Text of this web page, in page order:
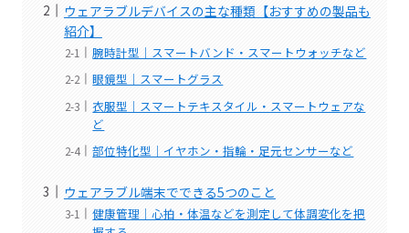
ウェアラブルデバイスの主な種類【おすすめの製品も
紹介】
腕時計型｜スマートバンド・スマートウォッチなど
眼鏡型｜スマートグラス
衣服型｜スマートテキスタイル・スマートウェアな
ど
部位特化型｜イヤホン・指輪・足元センサーなど
ウェアラブル端末でできる5つのこと
健康管理｜心拍・体温などを測定して体調変化を把